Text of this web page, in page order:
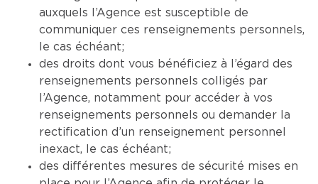
auxquels l’Agence est susceptible de
communiquer ces renseignements personnels,
le cas échéant;
des droits dont vous bénéficiez à l’égard des
renseignements personnels colligés par
l’Agence, notamment pour accéder à vos
renseignements personnels ou demander la
rectification d’un renseignement personnel
inexact, le cas échéant;
des différentes mesures de sécurité mises en